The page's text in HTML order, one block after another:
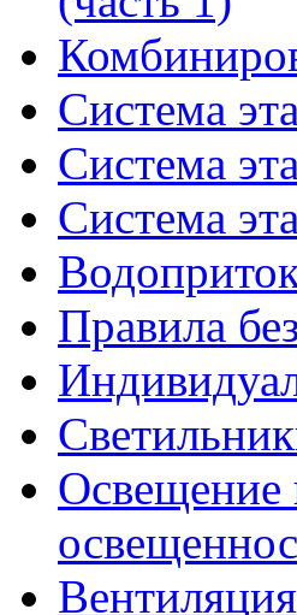
Система
Система
Система
Правила
Освещение